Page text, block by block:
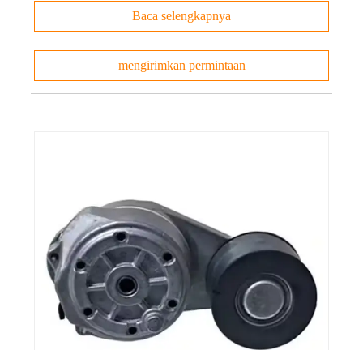
Baca selengkapnya
mengirimkan permintaan